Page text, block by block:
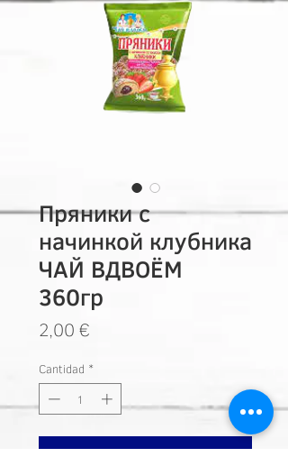
Пряники с
начинкой клубника
ЧАЙ ВДВОЁМ
360гр
2,00 €
Cantidad *
Añadir a carrito